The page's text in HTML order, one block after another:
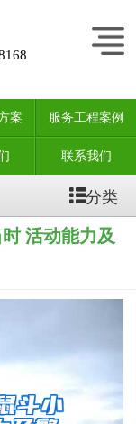
案 服务工程案例
联系我们
分类
活动能力及